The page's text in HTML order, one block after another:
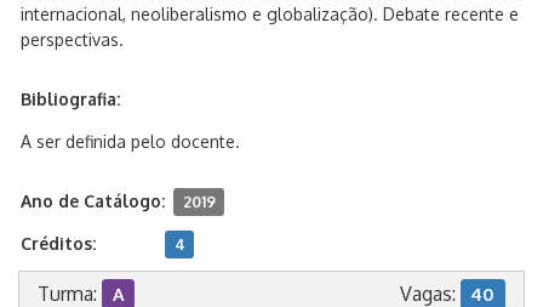
internacional, neoliberalismo e globalização). Debate recente e
perspectivas.
Bibliografia:
A ser definida pelo docente.
Ano de Catálogo: 2019
Créditos: 4
Turma: A Vagas: 40